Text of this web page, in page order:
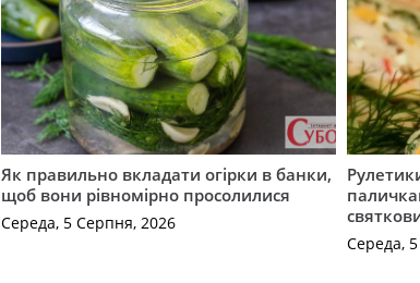
Як правильно вкладати огірки в банки,
щоб вони рівномірно просолилися
Середа, 5 Серпня, 2026
Середа,